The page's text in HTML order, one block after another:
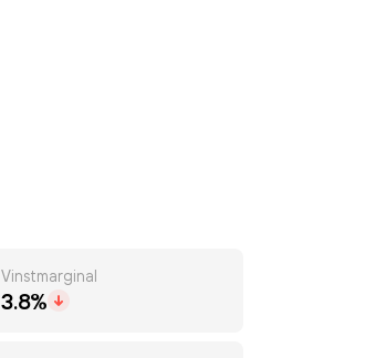
Vinstmarginal
3.8%